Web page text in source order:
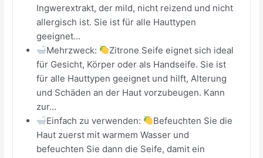
Ingwerextrakt, der mild, nicht reizend und nicht
allergisch ist. Sie ist für alle Hauttypen
geeignet...
Mehrzweck:
Zitrone Seife eignet sich ideal
für Gesicht, Körper oder als Handseife. Sie ist
für alle Hauttypen geeignet und hilft, Alterung
und Schäden an der Haut vorzubeugen. Kann
zur...
Einfach zu verwenden:
Befeuchten Sie die
Haut zuerst mit warmem Wasser und
befeuchten Sie dann die Seife, damit ein